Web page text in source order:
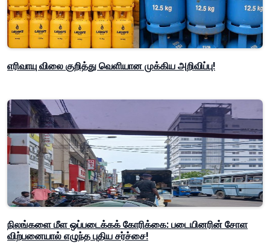
எரிவாயு விலை குறித்து வெளியான முக்கிய அறிவிப்பு!
நிலங்களை மீள ஒப்படைக்கக் கோரிக்கை: படையினரின் சோள
விற்பனையால் எழுந்த புதிய சர்ச்சை!